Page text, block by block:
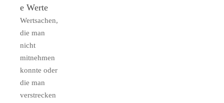
e Werte
Wertsachen,
die man
nicht
mitnehmen
konnte oder
die man
verstrecken